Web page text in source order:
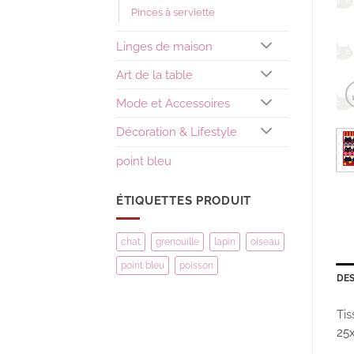
Pinces à serviette
Linges de maison
Art de la table
Mode et Accessoires
Décoration & Lifestyle
point bleu
ÉTIQUETTES PRODUIT
chat grenouille lapin oiseau
point bleu poisson